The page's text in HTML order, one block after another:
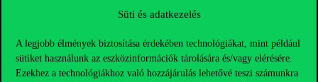
Süti és adatkezelés
A legjobb élmények biztosítása érdekében technológiákat, mint például
sütiket használunk az eszközinformációk tárolására és/vagy elérésére.
Ezekhez a technológiákhoz való hozzájárulás lehetővé teszi számunkra
Oktatói elérhetőségek